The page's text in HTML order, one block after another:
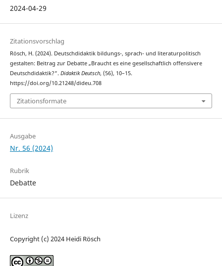
2024-04-29
Zitationsvorschlag
Rösch, H. (2024). Deutschdidaktik bildungs-, sprach- und literaturpolitisch
gestalten: Beitrag zur Debatte „Braucht es eine gesellschaftlich offensivere
Deutschdidaktik?“. Didaktik Deutsch, (56), 10–15.
https://doi.org/10.21248/dideu.708
Zitationsformate
Ausgabe
Nr. 56 (2024)
Rubrik
Debatte
Lizenz
Copyright (c) 2024 Heidi Rösch